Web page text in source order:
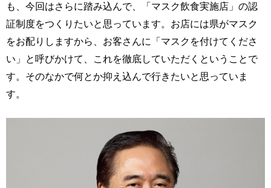
も、今回はさらに踏み込んで、「マスク飲食実施店」の認
証制度をつくりたいと思っています。お店には県がマスク
をお配りしますから、お客さんに「マスクを付けてくださ
い」と呼びかけて、これを徹底していただくということで
す。そのなかで何とか抑え込んで行きたいと思っていま
す。